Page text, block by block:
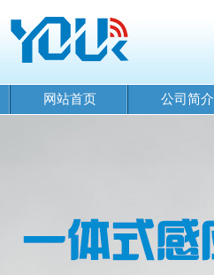
网站首页 公司简介